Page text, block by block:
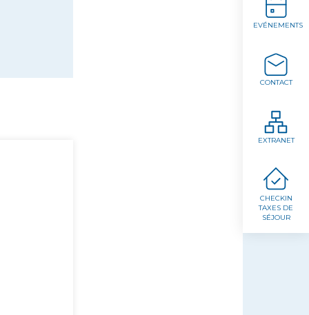
EVÉNEMENTS
CONTACT
EXTRANET
CHECKIN
TAXES DE
SÉJOUR